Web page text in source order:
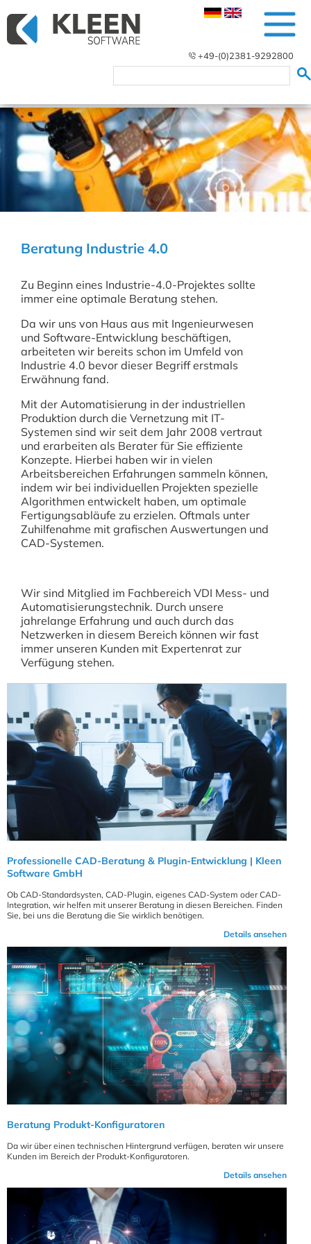
+49-(0)2381-9292800
Beratung Industrie 4.0
Zu Beginn eines Industrie-4.0-Projektes sollte
immer eine optimale Beratung stehen.
Da wir uns von Haus aus mit Ingenieurwesen
und Software-Entwicklung beschäftigen,
arbeiteten wir bereits schon im Umfeld von
Industrie 4.0 bevor dieser Begriff erstmals
Erwähnung fand.
Mit der Automatisierung in der industriellen
Produktion durch die Vernetzung mit IT-
Systemen sind wir seit dem Jahr 2008 vertraut
und erarbeiten als Berater für Sie effiziente
Konzepte. Hierbei haben wir in vielen
Arbeitsbereichen Erfahrungen sammeln können,
indem wir bei individuellen Projekten spezielle
Algorithmen entwickelt haben, um optimale
Fertigungsabläufe zu erzielen. Oftmals unter
Zuhilfenahme mit grafischen Auswertungen und
CAD-Systemen.
Wir sind Mitglied im Fachbereich VDI Mess- und
Automatisierungstechnik. Durch unsere
jahrelange Erfahrung und auch durch das
Netzwerken in diesem Bereich können wir fast
immer unseren Kunden mit Expertenrat zur
Verfügung stehen.
Professionelle CAD-Beratung & Plugin-Entwicklung | Kleen
Software GmbH
Ob CAD-Standardsysten, CAD-Plugin, eigenes CAD-System oder CAD-
Integration, wir helfen mit unserer Beratung in diesen Bereichen. Finden
Sie, bei uns die Beratung die Sie wirklich benötigen.
Details ansehen
Beratung Produkt-Konfiguratoren
Da wir über einen technischen Hintergrund verfügen, beraten wir unsere
Kunden im Bereich der Produkt-Konfiguratoren.
Details ansehen